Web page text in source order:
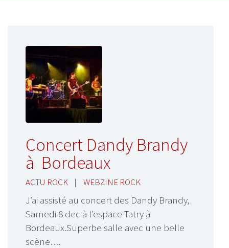
Concert Dandy Brandy
à Bordeaux
ACTU ROCK | WEBZINE ROCK
J’ai assisté au concert des Dandy Brandy,
Samedi 8 dec à l’espace Tatry à
Bordeaux.Superbe salle avec une belle
scène….